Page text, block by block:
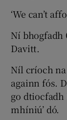
‘We can’t
Ní bhogfadh
Davitt.
Níl críoch
againn fós.
go dtiocfadh
mhíniú’ dó.